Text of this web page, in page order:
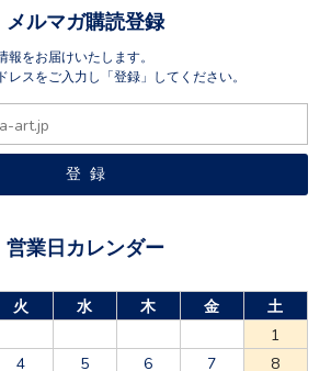
メルマガ購読登録
報をお届けいたします。
レスをご入力し「登録」してください。
営業日カレンダー
火 水 木 金
土
1
4 5 6 7
8